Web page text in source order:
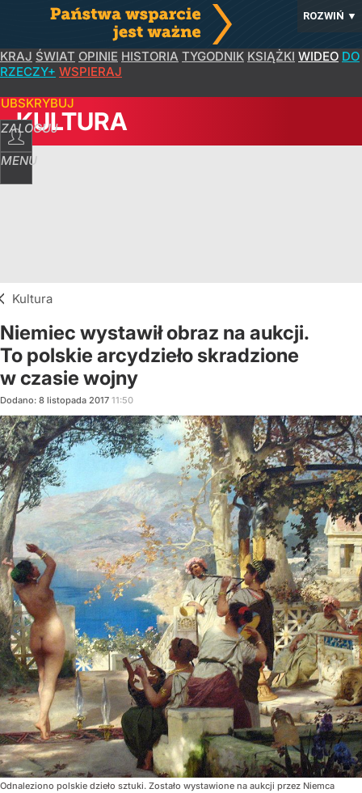
ROZWIŃ ▼
KRAJ ŚWIAT OPINIE HISTORIA TYGODNIK KSIĄŻKI WIDEO DO
RZECZY+ WSPIERAJ
ZALOGUJ
MENU
KULTURA
Kultura
Niemiec wystawił obraz na aukcji.
To polskie arcydzieło skradzione
w czasie wojny
Dodano: 8 listopada 2017 11:50
Odnaleziono polskie dzieło sztuki. Zostało wystawione na aukcji przez Niemca